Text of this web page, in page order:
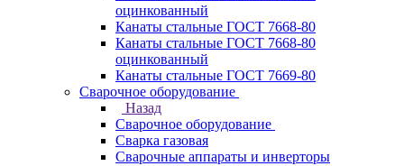
оцинкованный
Канаты стальные ГОСТ 7668-80
Канаты стальные ГОСТ 7668-80
оцинкованный
Канаты стальные ГОСТ 7669-80
Сварочное оборудование
Назад
Сварочное оборудование
Сварка газовая
Сварочные аппараты и инверторы